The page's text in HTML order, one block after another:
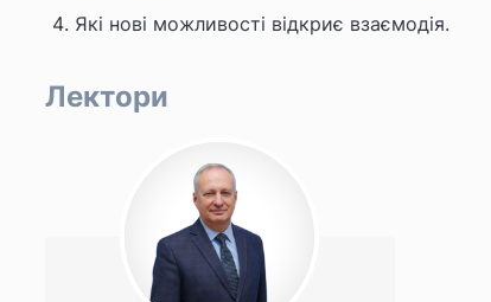
Які нові можливості відкриє взаємодія.
Лектори